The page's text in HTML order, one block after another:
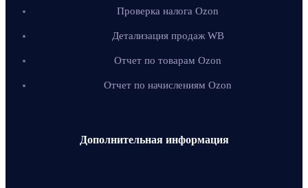
Проверка налога Ozon
Детализация продаж WB
Отчет по товарам Ozon
Отчет по начислениям Ozon
Дополнительная информация